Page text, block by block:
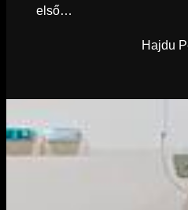
első…
Hajdu